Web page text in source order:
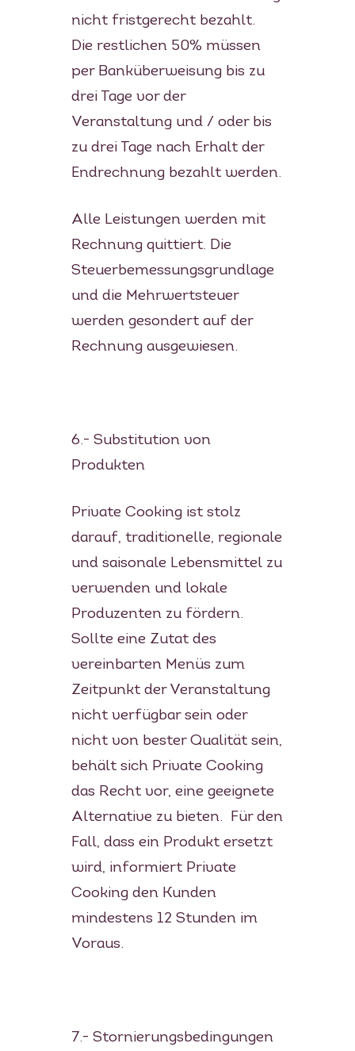
nicht fristgerecht bezahlt.
Die restlichen 50% müssen
per Banküberweisung bis zu
drei Tage vor der
Veranstaltung und / oder bis
zu drei Tage nach Erhalt der
Endrechnung bezahlt werden.
Alle Leistungen werden mit
Rechnung quittiert. Die
Steuerbemessungsgrundlage
und die Mehrwertsteuer
werden gesondert auf der
Rechnung ausgewiesen.
6.- Substitution von
Produkten
Private Cooking ist stolz
darauf, traditionelle, regionale
und saisonale Lebensmittel zu
verwenden und lokale
Produzenten zu fördern.
Sollte eine Zutat des
vereinbarten Menüs zum
Zeitpunkt der Veranstaltung
nicht verfügbar sein oder
nicht von bester Qualität sein,
behält sich Private Cooking
das Recht vor, eine geeignete
Alternative zu bieten. Für den
Fall, dass ein Produkt ersetzt
wird, informiert Private
Cooking den Kunden
mindestens 12 Stunden im
Voraus.
7.- Stornierungsbedingungen